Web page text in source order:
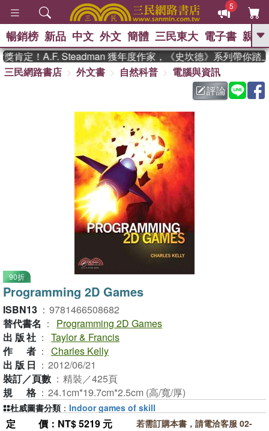
5
GO
熱搜： 東野圭吾 、 高希均教授回憶錄
父親節 、 如果歷
暑期推薦 、 國際布克
獎 臺灣漫遊錄 、 方念華
登輝時代 、 數學女孩：黎曼猜想
偉大的迷走神經
暢銷榜 新品 中文 外文 簡體 三民東大 電子書 親子
肯定！A.F. Steadman 獲年度作家，《史坎德》系列帶你踏上
三民網路書店
外文書 自然科普
電腦與資訊
評論
90折
Programming 2D Games
ISBN13 ： 9781466508682
替代書名 ：
Programming 2D Games
出版社 ： Taylor & Francis
作者 ： Charles Kelly
出版日 ： 2012/06/21
裝訂／頁數 ： 精裝／425頁
規格 ： 24.1cm*19.7cm*2.5cm (高/寬/厚)
定價 ：NT$ 5219 元
若需訂購本書，請電洽客服 02-
杜威圖書分類 ： Indoor games of skill